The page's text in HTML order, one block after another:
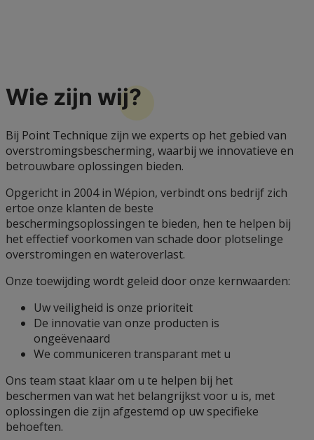
Wie zijn wij?
Bij Point Technique zijn we experts op het gebied van
overstromingsbescherming, waarbij we innovatieve en
betrouwbare oplossingen bieden.
Opgericht in 2004 in Wépion, verbindt ons bedrijf zich
ertoe onze klanten de beste
beschermingsoplossingen te bieden, hen te helpen bij
het effectief voorkomen van schade door plotselinge
overstromingen en wateroverlast.
Onze toewijding wordt geleid door onze kernwaarden:
Uw veiligheid is onze prioriteit
De innovatie van onze producten is
ongeëvenaard
We communiceren transparant met u
Ons team staat klaar om u te helpen bij het
beschermen van wat het belangrijkst voor u is, met
oplossingen die zijn afgestemd op uw specifieke
behoeften.